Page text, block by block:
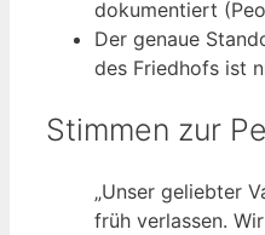
dokumentiert
Der genaue
des Friedhofs ist
Stimmen zur
„Unser geliebter
früh verlassen.